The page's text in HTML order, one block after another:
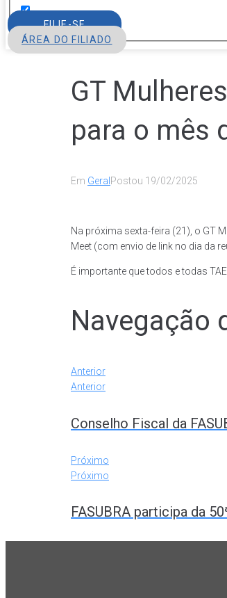
FILIE-SE
ÁREA DO FILIADO
GT
para o mês
Em Geral Postou 19/02/2025
Na próxima sexta-feira (21), o GT
Meet (com envio de link no dia da
É importante que todos e todas
Navegação
Anterior
Anterior
Conselho Fiscal da
Próximo
Próximo
FASUBRA participa da